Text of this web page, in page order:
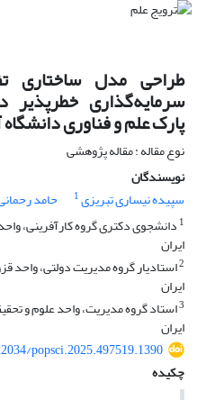
طراحی مدل ساختاری
سرمایه‌گذاری خطرپذیر
پارک علم و فناوری
نوع مقاله : مقاله پژوهشی
نویسندگان
سپیده نیساری تبریزی1 حامد
1 دانشجوی دکتری گروه کارآفرینی،
ایران
2استادیار گروه مدیریت دولتی، واحد
ایران
3استاد گروه مدیریت، واحد علوم و
ایران
popsci.2025.497519.1390
چکیده